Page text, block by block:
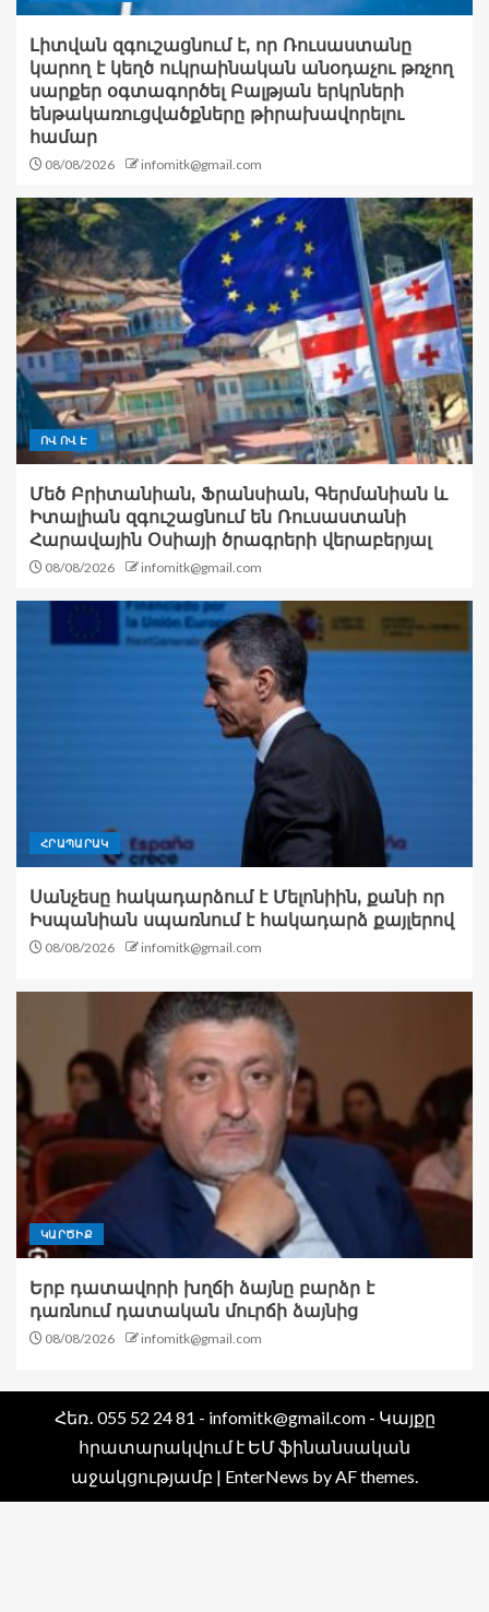
Լիտվան զգուշացնում է, որ Ռուսաստանը
կարող է կեղծ ուկրաինական անօդաչու թռչող
սարքեր օգտագործել Բալթյան երկրների
ենթակառուցվածքները թիրախավորելու
համար
08/08/2026 infomitk@gmail.com
ՈՎ ՈՎ Է
Մեծ Բրիտանիան, Ֆրանսիան, Գերմանիան և
Իտալիան զգուշացնում են Ռուսաստանի
Հարավային Օսիայի ծրագրերի վերաբերյալ
08/08/2026 infomitk@gmail.com
ՀՐԱՊԱՐԱԿ
Սանչեսը հակադարձում է Մելոնիին, քանի որ
Իսպանիան սպառնում է հակադարձ քայլերով
08/08/2026 infomitk@gmail.com
ԿԱՐԾԻՔ
Երբ դատավորի խղճի ձայնը բարձր է
դառնում դատական մուրճի ձայնից
08/08/2026 infomitk@gmail.com
Հեռ․ 055 52 24 81 - infomitk@gmail.com - Կայքը
հրատարակվում է ԵՄ ֆինանսական
աջակցությամբ | EnterNews by AF themes.